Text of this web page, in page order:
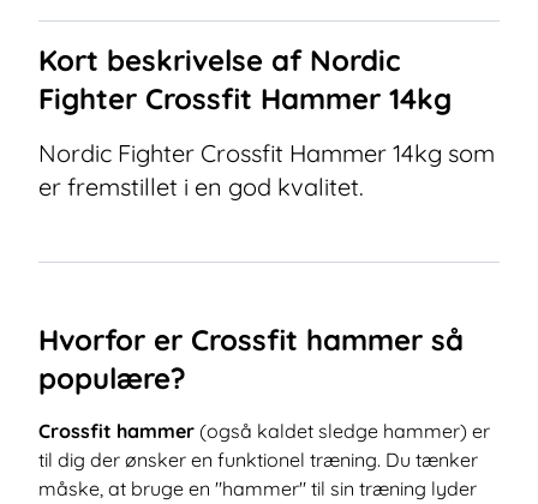
Kort beskrivelse af Nordic
Fighter Crossfit Hammer 14kg
Nordic Fighter Crossfit Hammer 14kg som
er fremstillet i en god kvalitet.
Hvorfor er Crossfit hammer så
populære?
Crossfit hammer (også kaldet sledge hammer) er
til dig der ønsker en funktionel træning. Du tænker
måske, at bruge en "hammer" til sin træning lyder